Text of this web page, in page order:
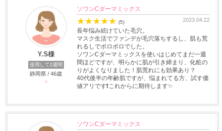
Y.S様
使用して2週間
静岡県 / 46歳
♀
ソワンCダーマミックス
★★★★★ (5) 2023.04.22
長年悩み続けていた毛穴。
マスク生活でファンデが毛穴落ちするし、肌も荒
れるしでボロボロでした。
ソワンCダーマミックスを使いはじめてまだ一週
間ほどですが、明らかに肌が引き締まり、化粧の
りがよくなりました！肌荒れにも効果あり？
40代後半の年齢肌ですが、悩まれてる方、試す価
値アリです❗これからに期待します✨
ソワンCダーマミックス